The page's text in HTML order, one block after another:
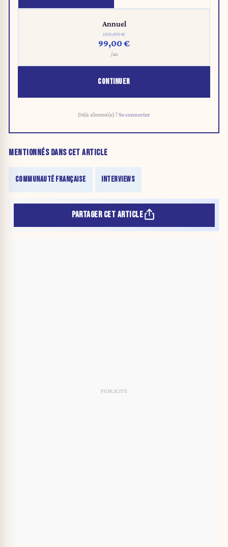
Annuel
120,00 €
99,00 €
/an
CONTINUER
Déjà abonné(e) ?Se connecter
MENTIONNÉS DANS CET ARTICLE
COMMUNAUTÉ FRANÇAISE INTERVIEWS
PARTAGER CET ARTICLE